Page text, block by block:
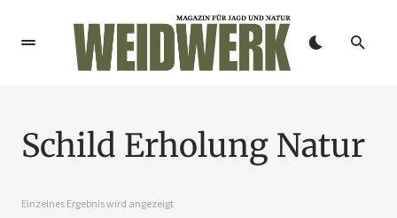
Schild Erholung Natur
Einzelnes Ergebnis wird angezeigt